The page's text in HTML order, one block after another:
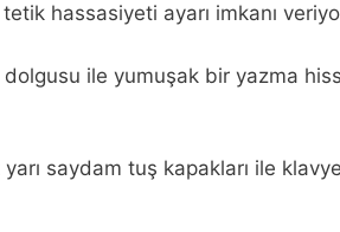
hassasiyeti ayarı imkanı
ile yumuşak bir yazma
saydam tuş kapakları ile